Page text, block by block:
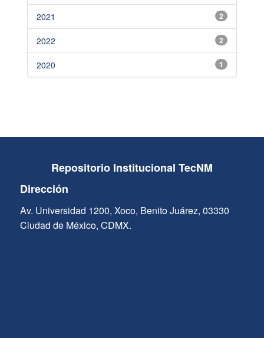
2
2021
2
2022
1
2020
Repositorio Institucional TecNM
Dirección
Av. Universidad 1200, Xoco, Benito Juárez, 03330
Ciudad de México, CDMX.